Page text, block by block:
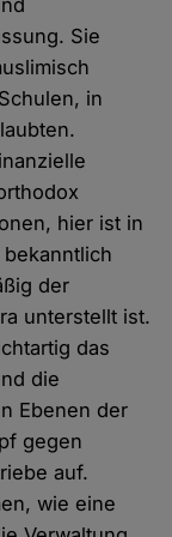
Sie
in
hier ist in
der
unterstellt ist.
das
die
Ebenen der
gegen
auf.
wie eine